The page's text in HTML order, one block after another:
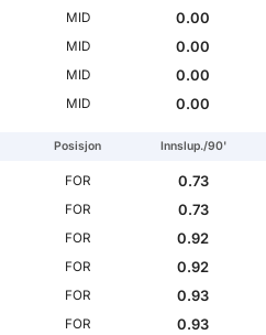
MID
0.00
MID
0.00
MID
0.00
MID 0.00
Posisjon Innslup./90'
FOR
0.73
FOR
0.73
FOR
0.92
FOR
0.92
FOR
0.93
FOR
0.93